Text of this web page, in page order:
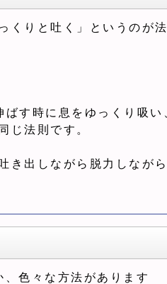
くりと吐く」というのが法
す時に息をゆっくり吸い
じ法則です。
き出しながら脱力しなが
、色々な方法があります